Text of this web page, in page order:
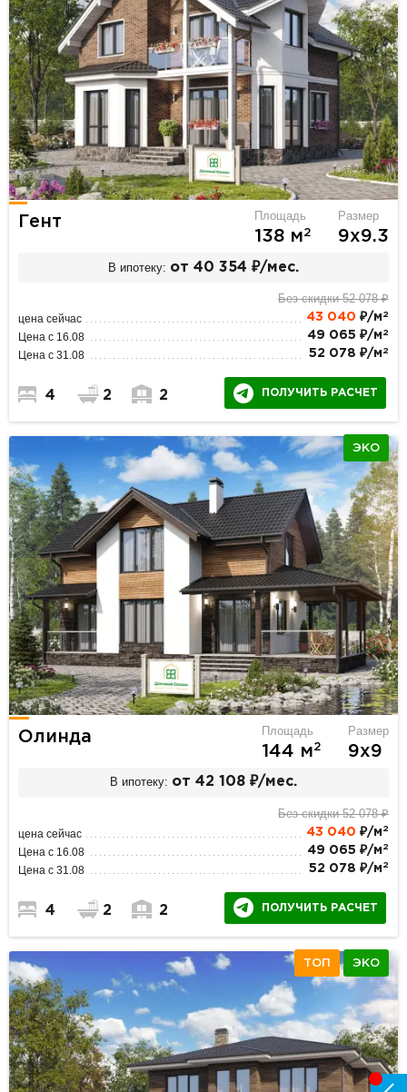
Гент Площадь
138 м2
Размер
9х9.3
В ипотеку: от 40 354 ₽/мес.
Без скидки 52 078 ₽
цена сейчас 43 040 ₽/м 2
Цена с 16.08 49 065 ₽/м 2
Цена с 31.08 52 078 ₽/м 2
4 2 2 ПОЛУЧИТЬ РАСЧЕТ
ЭКО
Олинда Площадь
144 м2
Размер
9х9
В ипотеку: от 42 108 ₽/мес.
Без скидки 52 078 ₽
цена сейчас 43 040 ₽/м 2
Цена с 16.08 49 065 ₽/м 2
Цена с 31.08 52 078 ₽/м 2
4 2 2 ПОЛУЧИТЬ РАСЧЕТ
ТОП ЭКО